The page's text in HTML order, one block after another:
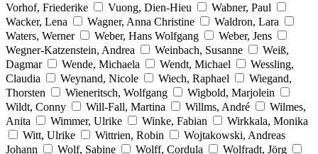
Vorhof, Friederike
Vuong, Dien-Hieu
Wabner, Paul
Wacker, Lena
Wagner, Anna Christine
Waldron, Lara
Waters, Werner
Weber, Hans Wolfgang
Weber, Jens
Wegner-Katzenstein, Andrea
Weinbach, Susanne
Weiß,
Dagmar
Wende, Michaela Wendt, Michael
Wessling,
Claudia
Weynand, Nicole Wiech, Raphael
Wiegand,
Thorsten
Wieneritsch, Wolfgang
Wigbold, Marjolein
Wildt, Conny
Will-Fall, Martina Willms, André
Wilmes,
Anita
Wimmer, Ulrike Winke, Fabian
Wirkkala, Monika
Witt, Ulrike
Wittrien, Robin
Wojtakowski, Andreas
Johann
Wolf, Sabine Wolff, Cordula
Wolfradt, Jörg